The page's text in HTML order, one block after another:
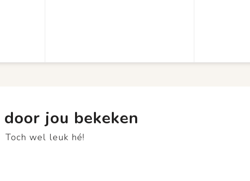
jou bekeken
Toch wel leuk hé!